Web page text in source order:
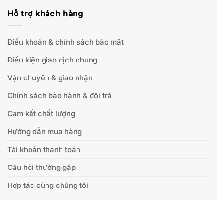
Hỗ trợ khách hàng
Điều khoản & chính sách bảo mật
Điều kiện giao dịch chung
Vận chuyển & giao nhận
Chính sách bảo hành & đổi trả
Cam kết chất lượng
Hướng dẫn mua hàng
Tài khoản thanh toán
Câu hỏi thường gặp
Hợp tác cùng chúng tôi